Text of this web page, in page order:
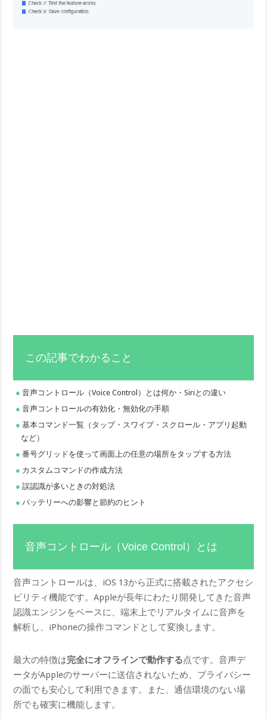
この記事でわかること
音声コントロール（Voice Control）とは何か・Siriとの違い
音声コントロールの有効化・無効化の手順
基本コマンド一覧（タップ・スワイプ・スクロール・アプリ起動
など）
番号グリッドを使って画面上の任意の場所をタップする方法
カスタムコマンドの作成方法
誤認識が多いときの対処法
バッテリーへの影響と節約のヒント
音声コントロール（Voice Control）とは
音声コントロールは、iOS 13から正式に搭載されたアクセシ
ビリティ機能です。Appleが長年にわたり開発してきた音声
認識エンジンをベースに、端末上でリアルタイムに音声を
解析し、iPhoneの操作コマンドとして変換します。
最大の特徴は完全にオフラインで動作する点です。音声デ
ータがAppleのサーバーに送信されないため、プライバシー
の面でも安心して利用できます。また、通信環境のない場
所でも確実に機能します。